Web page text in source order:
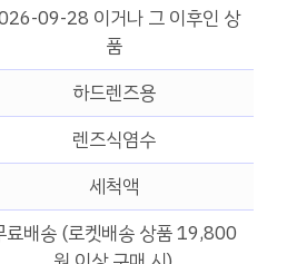
09-28 이거나 그 이후인 상
품
하드렌즈용
렌즈식염수
세척액
료배송 (로켓배송 상품 19,800